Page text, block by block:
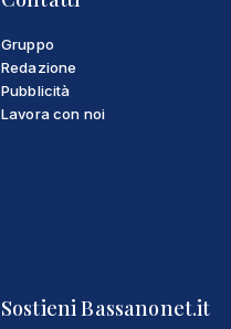
Gruppo
Redazione
Pubblicità
Lavora con noi
Sostieni Bassanonet.it